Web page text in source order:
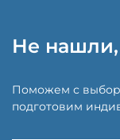
Не нашли,
Поможем с
подготовим